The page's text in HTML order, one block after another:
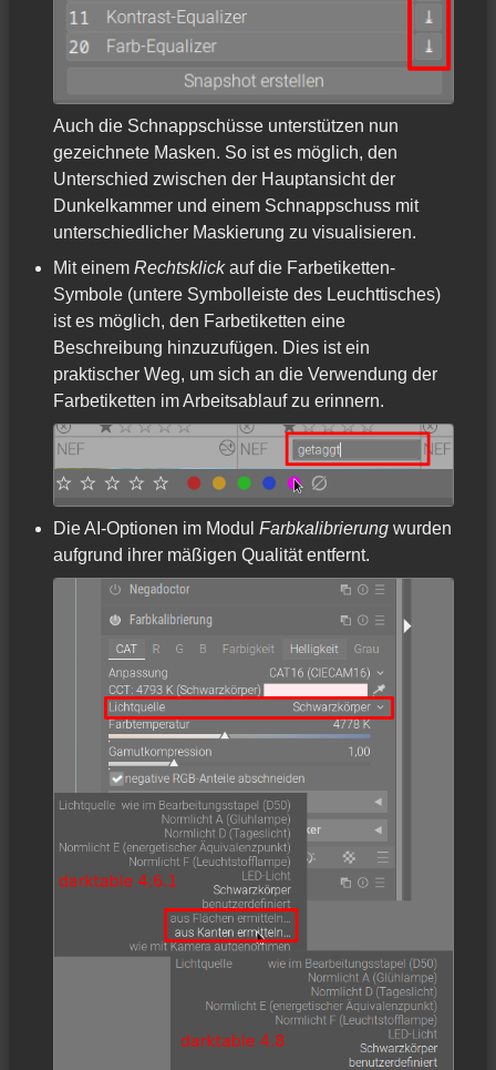
Auch die Schnappschüsse unterstützen nun
gezeichnete Masken. So ist es möglich, den
Unterschied zwischen der Hauptansicht der
Dunkelkammer und einem Schnappschuss mit
unterschiedlicher Maskierung zu visualisieren.
Mit einem Rechtsklickauf die Farbetiketten-
Symbole (untere Symbolleiste des Leuchttisches)
ist es möglich, den Farbetiketten eine
Beschreibung hinzuzufügen. Dies ist ein
praktischer Weg, um sich an die Verwendung der
Farbetiketten im Arbeitsablauf zu erinnern.
Die AI-Optionen im Modul Farbkalibrierung wurden
aufgrund ihrer mäßigen Qualität entfernt.